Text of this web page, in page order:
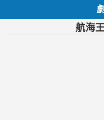
航海